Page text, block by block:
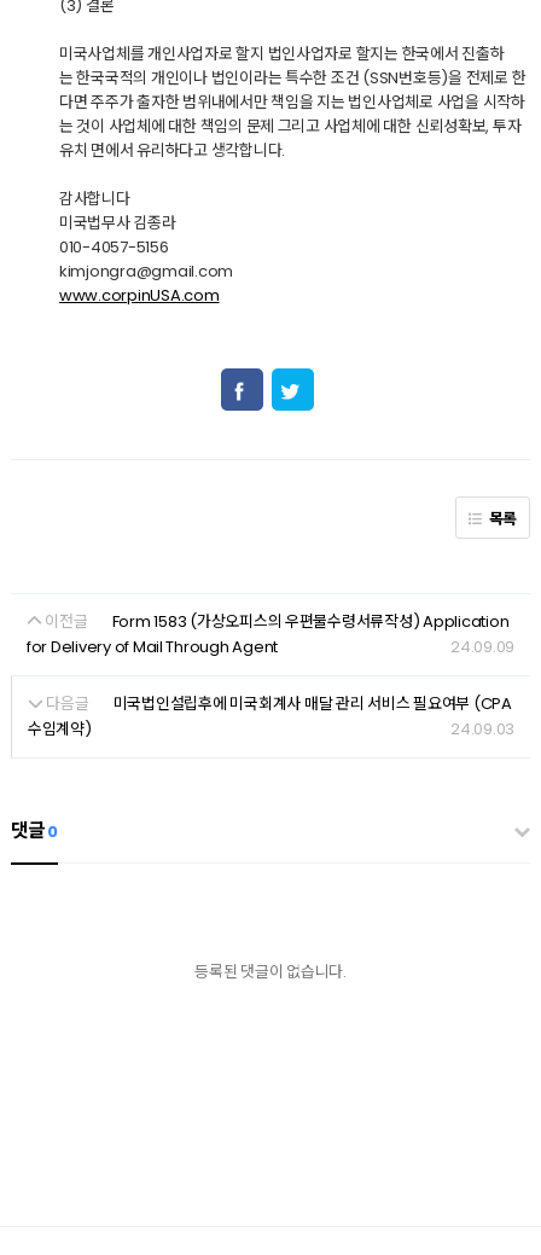
(3) 결론
미국사업체를 개인사업자로 할지 법인사업자로 할지는 한국에서 진출하
는 한국국적의 개인이나 법인이라는 특수한 조건 (SSN번호등)을 전제로 한
다면 주주가 출자한 범위내에서만 책임을 지는 법인사업체로 사업을 시작하
는 것이 사업체에 대한 책임의 문제 그리고 사업체에 대한 신뢰성확보, 투자
유치 면에서 유리하다고 생각합니다.
감사합니다
미국법무사 김종라
010-4057-5156
kimjongra@gmail.com
www.corpinUSA.com
목록
이전글
Form 1583 (가상오피스의 우편물수령서류작성) Application
for Delivery of Mail Through Agent
24.09.09
다음글
미국법인설립후에 미국회계사 매달 관리 서비스 필요여부 (CPA
수임계약)
24.09.03
댓글0
등록된 댓글이 없습니다.